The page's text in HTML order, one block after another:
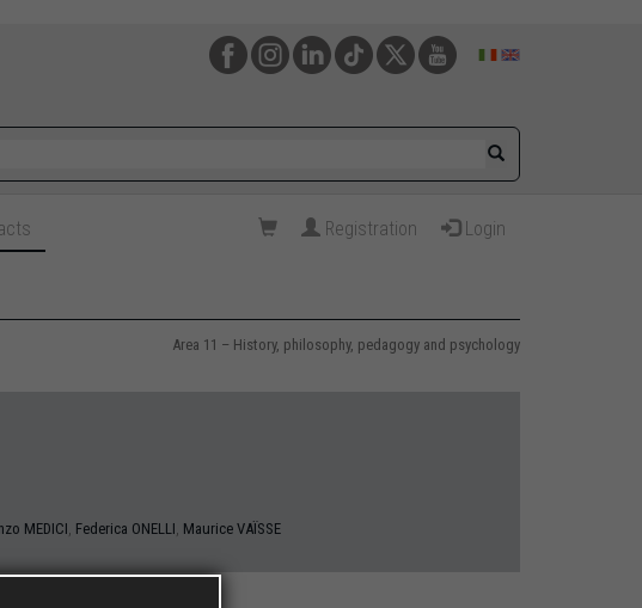
Registration Login
Area 11 – History, philosophy, pedagogy and psychology
MEDICI, Federica ONELLI, Maurice VAÏSSE